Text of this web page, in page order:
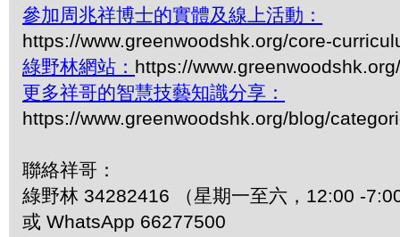
參加周兆祥博士的實體及線上活動：
https://www.greenwoodshk.org/core-
綠野林網站： https://www.greenwoodshk.org/
更多祥哥的智慧技藝知識分享：
https://www.greenwoodshk.org/blog/
聯絡祥哥：
綠野林 34282416 （星期一至六，12:00 -
或 WhatsApp 66277500